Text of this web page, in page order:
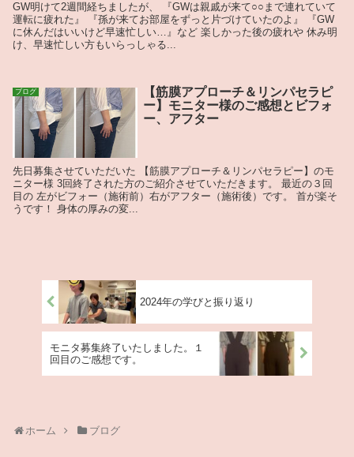
GW明けて2週間経ちましたが、 『GWは親戚が来て○○まで連れていて
運転に疲れた』 『孫が来てお部屋をずっと片づけていたのよ』 『GW
に休んだはいいけど早速忙しい…』など 楽しかった後の疲れや 休み明
け、早速忙しい方もいらっしゃる...
ブログ
【筋膜アプローチ＆リンパセラピ
ー】モニター様のご感想とビフォ
ー、アフター
先日募集させていただいた 【筋膜アプローチ＆リンパセラピー】のモ
ニター様 3回終了された方のご紹介させていただきます。 最近の３回
目の 左がビフォー（施術前）右がアフター（施術後）です。 首が楽そ
うです！ 身体の厚みの変...
2024年の学びと振り返り
モニタ募集終了いたしました。１
回目のご感想です。
ホーム ブログ